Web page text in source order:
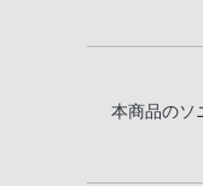
本商品のソ